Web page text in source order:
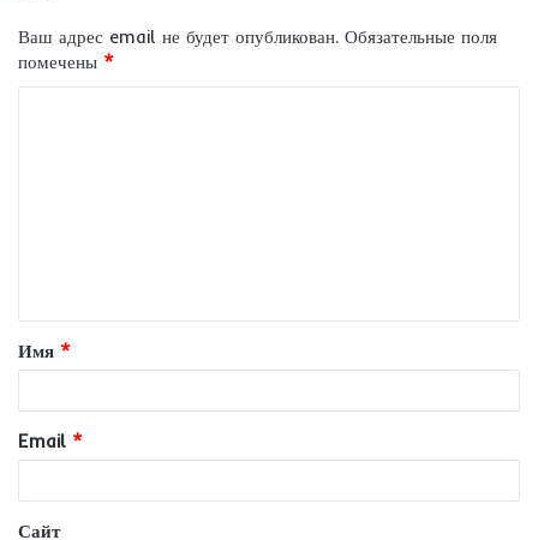
Ваш адрес email не будет опубликован. Обязательные поля
помечены *
т
а
и
й
*
Имя *
Email *
Сайт